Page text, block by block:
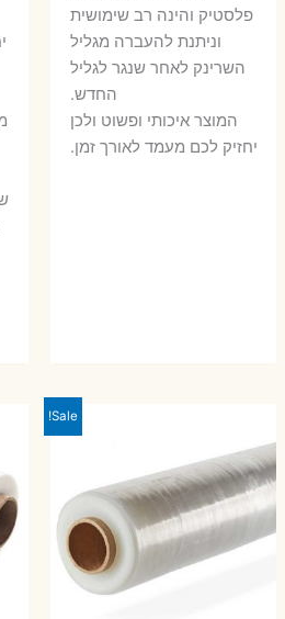
פלסטיק והינה רב שימושית
וניתנת להעברה מגליל
השרינק לאחר שנגר לגליל
החדש.
המוצר איכותי ופשוט ולכן
יחזיק לכם מעמד לאורך זמן.
Sale!